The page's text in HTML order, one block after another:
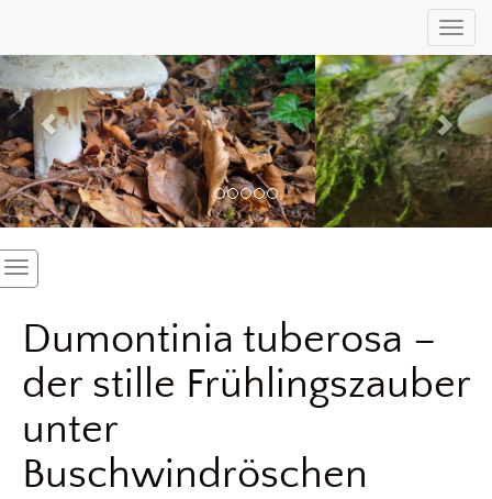
Dumontinia tuberosa –
der stille Frühlingszauber
unter
Buschwindröschen